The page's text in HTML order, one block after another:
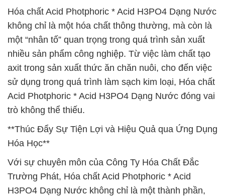
Hóa chất Acid Photphoric * Acid H3PO4 Dạng Nước
không chỉ là một hóa chất thông thường, mà còn là
một “nhân tố” quan trọng trong quá trình sản xuất
nhiều sản phẩm công nghiệp. Từ việc làm chất tạo
axit trong sản xuất thức ăn chăn nuôi, cho đến việc
sử dụng trong quá trình làm sạch kim loại, Hóa chất
Acid Photphoric * Acid H3PO4 Dạng Nước đóng vai
trò không thể thiếu.
**Thúc Đẩy Sự Tiện Lợi và Hiệu Quả qua Ứng Dụng
Hóa Học**
Với sự chuyên môn của Công Ty Hóa Chất Đắc
Trường Phát, Hóa chất Acid Photphoric * Acid
H3PO4 Dạng Nước không chỉ là một thành phần,